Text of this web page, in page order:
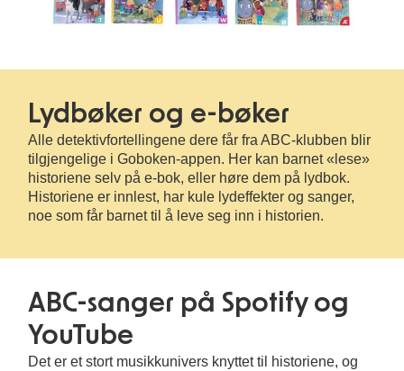
Lydbøker og e-bøker
Alle detektivfortellingene dere får fra ABC-klubben blir
tilgjengelige i Goboken-appen. Her kan barnet «lese»
historiene selv på e-bok, eller høre dem på lydbok.
Historiene er innlest, har kule lydeffekter og sanger,
noe som får barnet til å leve seg inn i historien.
ABC-sanger på Spotify og
YouTube
Det er et stort musikkunivers knyttet til historiene, og